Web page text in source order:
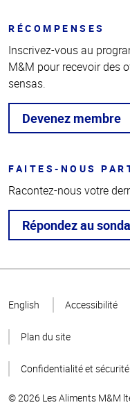
RÉCOMPENSES
Inscrivez-vous au
M&M pour recevoir des
sensas.
Devenez membre
FAITES-NOUS
Racontez-nous votre
Répondez au
page
English Accessibilité
Plan du site
Confidentialité et sécurité
© 2026 Les Aliments M&M